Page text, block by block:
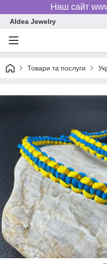
Наш сайт
Aldea Jewelry
Товари та послуги